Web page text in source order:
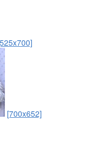
[700x652]